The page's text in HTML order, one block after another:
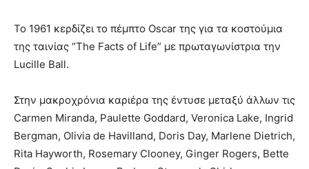
Το 1961 κερδίζει το πέμπτο Oscar της για τα κοστούμια
της ταινίας “The Facts of Life” με πρωταγωνίστρια την
Lucille Ball.
Στην μακροχρόνια καριέρα της έντυσε μεταξύ άλλων τις
Carmen Miranda, Paulette Goddard, Veronica Lake, Ingrid
Bergman, Olivia de Havilland, Doris Day, Marlene Dietrich,
Rita Hayworth, Rosemary Clooney, Ginger Rogers, Bette